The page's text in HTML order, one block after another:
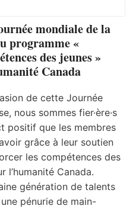
mondiale de la
programme «
des jeunes »
Canada
de cette Journée
nous sommes fier·ère·s
positif que les membres
grâce à leur soutien
les compétences des
l’humanité Canada.
génération de talents
pénurie de main-